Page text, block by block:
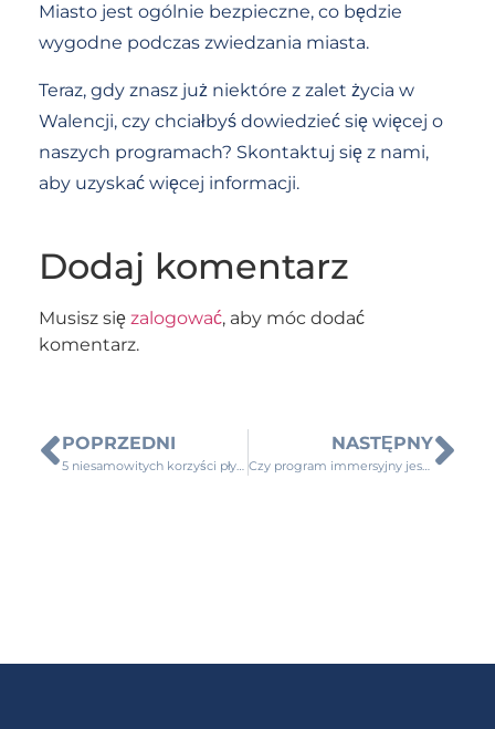
Miasto jest ogólnie bezpieczne, co będzie
wygodne podczas zwiedzania miasta.
Teraz, gdy znasz już niektóre z zalet życia w
Walencji, czy chciałbyś dowiedzieć się więcej o
naszych programach? Skontaktuj się z nami,
aby uzyskać więcej informacji.
Dodaj komentarz
Musisz się zalogować, aby móc dodać
komentarz.
POPRZEDNI
5 niesamowitych korzyści płynących z praktykowania medytacji
NASTĘPNY
Czy program immersyjny jest dla mnie?